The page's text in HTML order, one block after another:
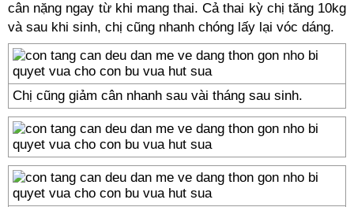
cân nặng ngay từ khi mang thai. Cả thai kỳ chị tăng 10kg
và sau khi sinh, chị cũng nhanh chóng lấy lại vóc dáng.
Chị cũng giảm cân nhanh sau vài tháng sau sinh.